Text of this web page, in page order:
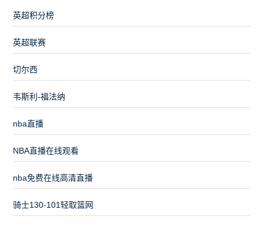
英超积分榜
英超联赛
切尔西
韦斯利-福法纳
nba直播
NBA直播在线观看
nba免费在线高清直播
骑士130-101轻取篮网